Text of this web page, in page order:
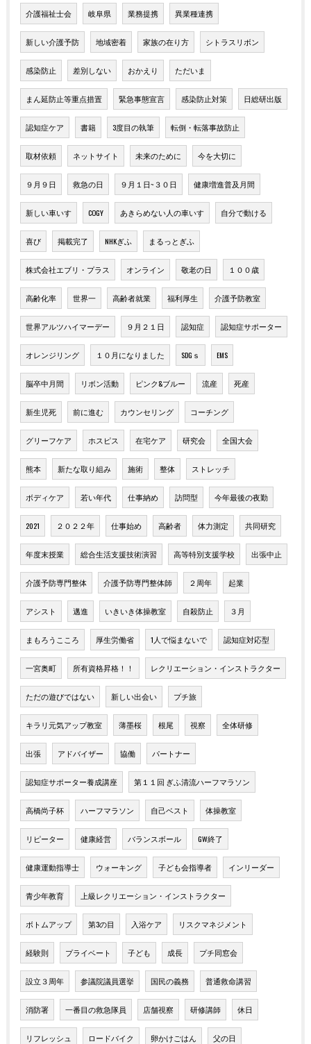
介護福祉士会 岐阜県 業務提携 異業種連携
新しい介護予防 地域密着 家族の在り方 シトラスリボン
感染防止 差別しない おかえり ただいま
まん延防止等重点措置 緊急事態宣言 感染防止対策 日総研出版
認知症ケア 書籍 3度目の執筆 転倒・転落事故防止
取材依頼 ネットサイト 未来のために 今を大切に
９月９日 救急の日 ９月１日~３０日 健康増進普及月間
新しい車いす COGY あきらめない人の車いす 自分で動ける
喜び 掲載完了 NHKぎふ まるっとぎふ
株式会社エブリ・プラス オンライン 敬老の日 １００歳
高齢化率 世界一 高齢者就業 福利厚生 介護予防教室
世界アルツハイマーデー ９月２１日 認知症 認知症サポーター
オレンジリング １０月になりました SDGｓ EMS
脳卒中月間 リボン活動 ピンク&ブルー 流産 死産
新生児死 前に進む カウンセリング コーチング
グリーフケア ホスピス 在宅ケア 研究会 全国大会
熊本 新たな取り組み 施術 整体 ストレッチ
ボディケア 若い年代 仕事納め 訪問型 今年最後の夜勤
2021 ２０２２年 仕事始め 高齢者 体力測定 共同研究
年度末授業 総合生活支援技術演習 高等特別支援学校 出張中止
介護予防専門整体 介護予防専門整体師 ２周年 起業
アシスト 邁進 いきいき体操教室 自殺防止 ３月
まもろうこころ 厚生労働省 1人で悩まないで 認知症対応型
一宮奥町 所有資格昇格！！ レクリエーション・インストラクター
ただの遊びではない 新しい出会い プチ旅
キラリ元気アップ教室 薄墨桜 根尾 視察 全体研修
出張 アドバイザー 協働 パートナー
認知症サポーター養成講座 第１１回 ぎふ清流ハーフマラソン
高橋尚子杯 ハーフマラソン 自己ベスト 体操教室
リピーター 健康経営 バランスボール GW終了
健康運動指導士 ウォーキング 子ども会指導者 インリーダー
青少年教育 上級レクリエーション・インストラクター
ボトムアップ 第3の目 入浴ケア リスクマネジメント
経験則 プライベート 子ども 成長 プチ同窓会
設立３周年 参議院議員選挙 国民の義務 普通救命講習
消防署 一番目の救急隊員 店舗視察 研修講師 休日
リフレッシュ ロードバイク 卵かけごはん 父の日